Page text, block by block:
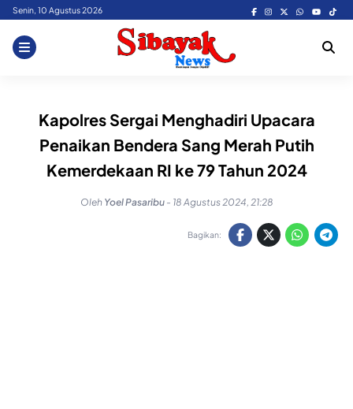
Skip
content
Senin, 10 Agustus 2026
Kapolres Sergai Menghadiri Upacara
Penaikan Bendera Sang Merah Putih
Kemerdekaan RI ke 79 Tahun 2024
Oleh Yoel Pasaribu - 18 Agustus 2024, 21:28
Bagikan: